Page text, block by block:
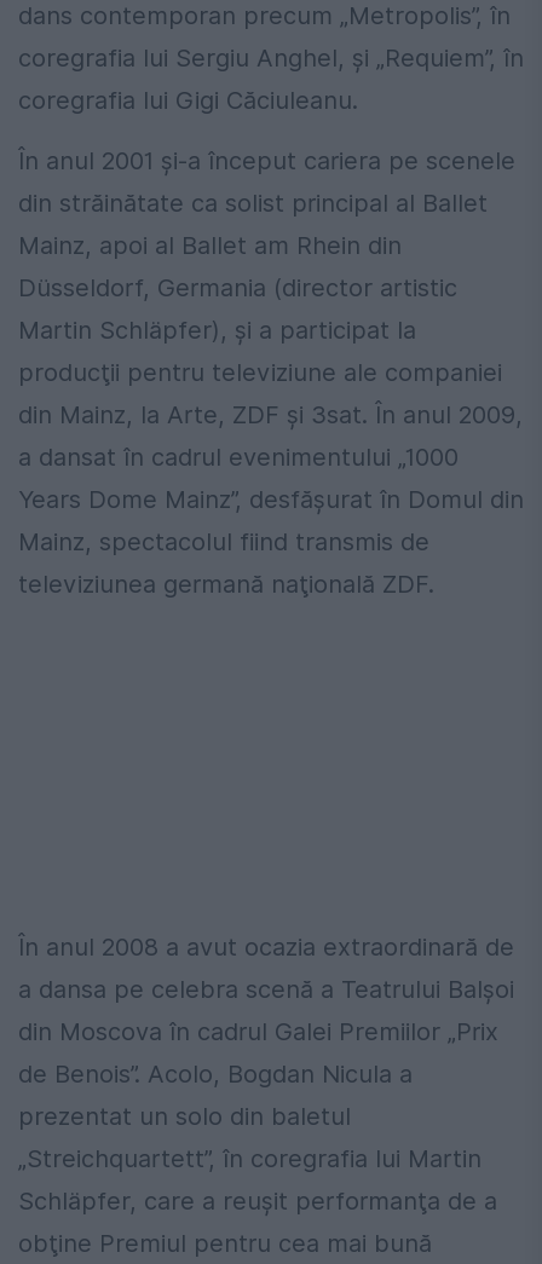
dans contemporan precum „Metropolis”, în
coregrafia lui Sergiu Anghel, şi „Requiem”, în
coregrafia lui Gigi Căciuleanu.
În anul 2001 şi-a început cariera pe scenele
din străinătate ca solist principal al Ballet
Mainz, apoi al Ballet am Rhein din
Düsseldorf, Germania (director artistic
Martin Schläpfer), şi a participat la
producţii pentru televiziune ale companiei
din Mainz, la Arte, ZDF şi 3sat. În anul 2009,
a dansat în cadrul evenimentului „1000
Years Dome Mainz”, desfăşurat în Domul din
Mainz, spectacolul fiind transmis de
televiziunea germană naţională ZDF.
În anul 2008 a avut ocazia extraordinară de
a dansa pe celebra scenă a Teatrului Balşoi
din Moscova în cadrul Galei Premiilor „Prix
de Benois”. Acolo, Bogdan Nicula a
prezentat un solo din baletul
„Streichquartett”, în coregrafia lui Martin
Schläpfer, care a reuşit performanţa de a
obţine Premiul pentru cea mai bună